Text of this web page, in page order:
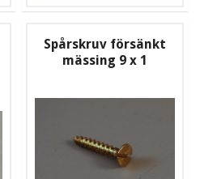
Spårskruv försänkt
mässing 9 x 1